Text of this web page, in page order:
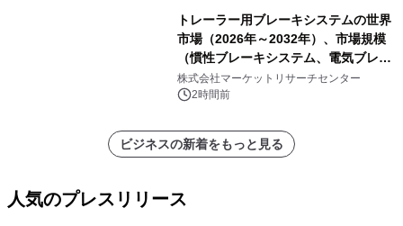
トレーラー用ブレーキシステムの世界
市場（2026年～2032年）、市場規模
（慣性ブレーキシステム、電気ブレー
キシステム、その他）・分析レポート
を発表
株式会社マーケットリサーチセンター
2時間前
ビジネスの新着をもっと見る
人気のプレスリリース